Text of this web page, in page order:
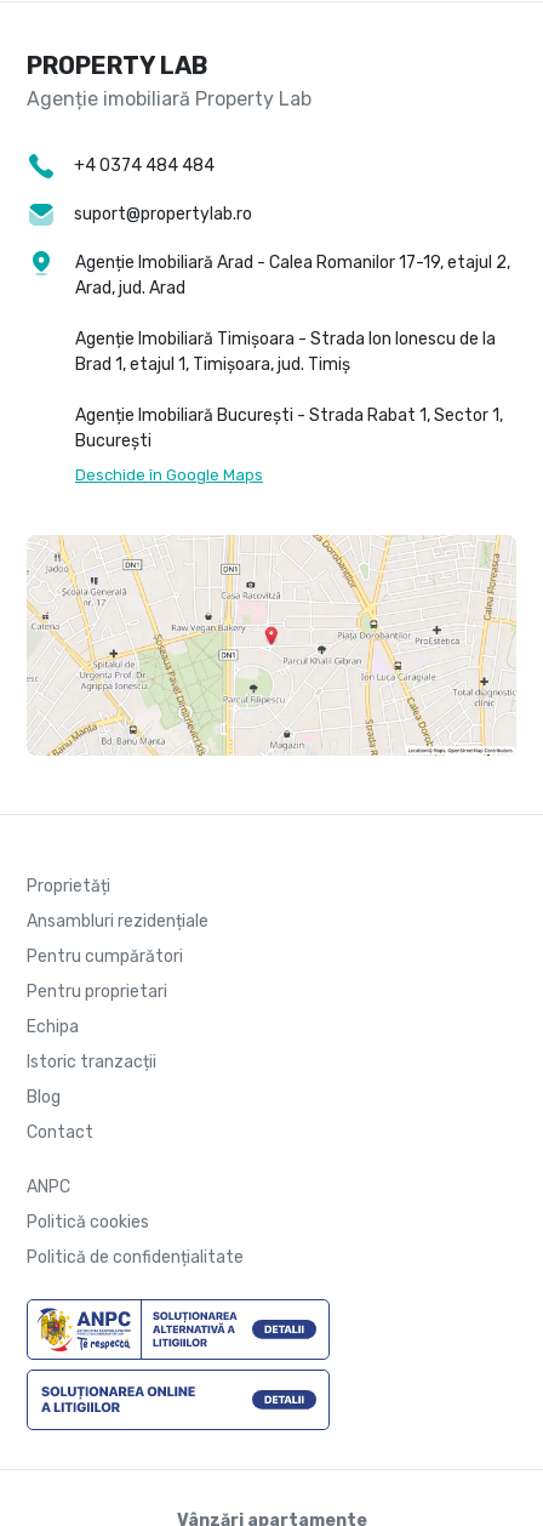
PROPERTY LAB
+4 0374 484 484
suport@propertylab.ro
Agenție Imobiliară Arad - Calea Romanilor 17-19, etajul 2,
Arad, jud. Arad
Agenție Imobiliară Timișoara - Strada Ion Ionescu de la
Brad 1, etajul 1, Timișoara, jud. Timiș
Agenție Imobiliară București - Strada Rabat 1, Sector 1,
București
Deschide în Google Maps
Proprietăți
Ansambluri rezidențiale
Pentru cumpărători
Pentru proprietari
Echipa
Istoric tranzacții
Blog
Contact
ANPC
Politică cookies
Politică de confidențialitate
Vânzări apartamente